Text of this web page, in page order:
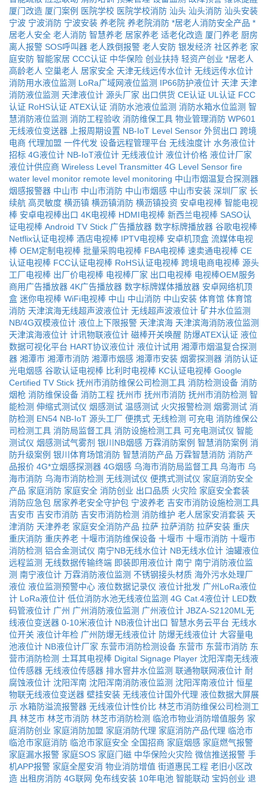
厦门改造 厦门案例 医院学校 医院学校消防 汕头 汕头消防 汕头安装
宁波 宁波消防 宁波安装 养老院 养老院消防 *居老人消防安全产品 *
居老人安全 老人消防 智慧养老 居家养老 适老化改造 厦门养老 厨房
离人报警 SOS呼叫器 老人跌倒报警 老人安防 银发经济 社区养老 家
庭安防 智能家居 CCC认证 中华保险 创业扶持 轻资产创业 *居老人
高龄老人 空巢老人 居家安全 天津无线远传水位计 无线远传水位计
消防用水液位监测 LoRa广域网液位监测 IP66防护液位计 天津 天津
消防液位监测 天津液位计 源头厂家 出口供货 CE认证 UL认证 FCC
认证 RoHS认证 ATEX认证 消防水池液位监测 消防水箱水位监测 智
慧消防液位监测 消防工程验收 消防维保工具 物业管理消防 WP601
无线液位变送器
上报周期设置 NB-IoT Level Sensor 外贸出口 跨境
电商 代理加盟 一件代发 设备远程管理平台 无线浊度计 水务液位计
招标 4G液位计 NB-IoT液位计 无线液位计 液位计价格 液位计厂家
液位计供应商 Wireless Level Transmitter 4G Level Sensor fire
water level monitor remote level monitoring 中山市烟温复合探测器
烟感报警器 中山市 中山市消防 中山市烟感 中山市安装 深圳厂家 长
续航 高灵敏度 横沥镇 横沥镇消防 横沥镇投资 安卓电视棒 智能电视
棒 安卓电视棒出口 4K电视棒 HDMI电视棒 新西兰电视棒 SASO认
证电视棒 Android TV Stick 广告播放器 数字标牌播放器 谷歌电视棒
Netflix认证电视棒 酒店电视棒 IPTV电视棒 安卓机顶盒 流媒体电视
棒 OEM定制电视棒 批量采购电视棒 FBA电视棒 速卖通电视棒 CE
认证电视棒 FCC认证电视棒 RoHS认证电视棒 跨境电商电视棒 源头
工厂电视棒 出厂价电视棒 电视棒厂家 出口电视棒 电视棒OEM服务
商用广告播放器 4K广告播放器 数字标牌媒体播放器 安卓网络机顶
盒 迷你电视棒 WiFi电视棒 中山 中山消防 中山安装 体育馆 体育馆
消防 天津滨海无线超声波液位计 无线超声波液位计 矿井水位监测
NB/4G双模液位计 液位上下限报警 天津滨海 天津滨海消防液位监测
天津滨海液位计 计讯物联液位计 磁棒开关唤醒 防爆ATEX认证 液位
数据可视化平台 HART协议液位计 液位计试用 湘潭市烟温复合探测
器 湘潭市 湘潭市消防 湘潭市烟感 湘潭市安装 烟雾探测器 消防认证
光电烟感 谷歌认证电视棒 比利时电视棒 KC认证电视棒 Google
Certified TV Stick 抚州市消防维保公司检测工具 消防检测设备 消防
烟枪 消防维保设备 消防工程 抚州市 抚州市消防 抚州市消防检测 智
能检测 伸缩式测试仪 烟感测试 温感测试 火灾报警检测 烟雾测试 消
防检测 EN54 NB-IoT 源头工厂 便携式 无线检测 可充电 消防维保公
司检测工具 消防局监督工具 消防设施检测工具 可充电测试仪 智能
测试仪 烟感测试气雾剂 银川NB烟感 万霖消防案例 智慧消防案例 消
防升级案例 银川体育场馆消防 智慧消防产品 万霖智慧消防 消防产
品报价 4G*立烟感探测器 4G烟感 乌海市消防局监督工具 乌海市 乌
海市消防 乌海市消防检测 无线测试仪 便携式测试仪 家庭消防安全
产品 家庭消防 家庭安全 消防创业 出口品质 火灾险 家庭安全套装
消防应急包 居家养老安全守护包 宁波养老 吉安市消防设施检测工具
吉安市 吉安市消防 吉安市消防检测 消防维护 老人居家安消套装 天
津消防 天津养老 家庭安全消防产品 拉萨 拉萨消防 拉萨安装 重庆
重庆消防 重庆养老 十堰市消防维保设备 十堰市 十堰市消防 十堰市
消防检测 铝合金测试仪 南宁NB无线水位计 NB无线水位计 油罐液位
远程监测 无线数据传输终端 即装即用液位计 南宁 南宁消防液位监
测 南宁液位计 万霖消防液位监测 不锈钢接头材质 海外污水处理厂
液位 液位监测预警中心 液位数据记录仪 液位计批发 广州LoRa液位
计 LoRa液位计 低位消防水池无线液位监测 4G Cat.4液位计 LED数
码管液位计 广州 广州消防液位监测 广州液位计 JBZA-S2120ML无
线液位变送器 0-10米液位计 NB液位计出口 智慧水务云平台 无线水
位开关 液位计年检 广州防爆无线液位计 防爆无线液位计 大容量电
池液位计 NB液位计厂家 东营市消防检测设备 东营市 东营市消防 东
营市消防检测 土耳其电视棒 Digital Signage Player 沈阳浑南无线液
位传感器 无线液位传感器 排水窨井水位监测 联通物联网液位计 耐
腐蚀液位计 沈阳浑南 沈阳浑南消防液位监测 沈阳浑南液位计 恒星
物联无线液位变送器 壁挂安装 无线液位计国外代理 液位数据大屏展
示 水箱防溢流报警器 无线液位计性价比 林芝市消防维保公司检测工
具 林芝市 林芝市消防 林芝市消防检测 临沧市物业消防增值服务 家
庭消防创业 家庭消防加盟 家庭消防代理 家庭消防产品代理 临沧市
临沧市家庭消防 临沧市家庭安全 全国招商 家庭烟感 家庭燃气报警
家庭漏水报警 家庭SOS 家庭门磁 中华保险火灾险 微信推送报警 手
机APP报警 家庭全屋安消 物业消防增值 街道惠民工程 老旧小区改
造 出租房消防 4G联网 免布线安装 10年电池 智能联动 宝妈创业 退